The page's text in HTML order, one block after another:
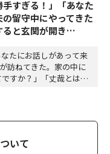
手すぎる！」「あなた
留守中にやってきた
ると玄関が開き…
たにお話しがあって来
訪ねてきた。家の中に
すか？」「丈哉とは嫌
は子供が欲しくて…
いて